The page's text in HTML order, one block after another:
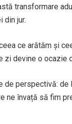
transformare
din jur.
ce arătăm și
zi devine o ocazie
de perspectivă:
ne învață să fim